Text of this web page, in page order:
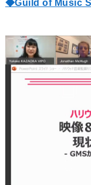
◆Guild of Music